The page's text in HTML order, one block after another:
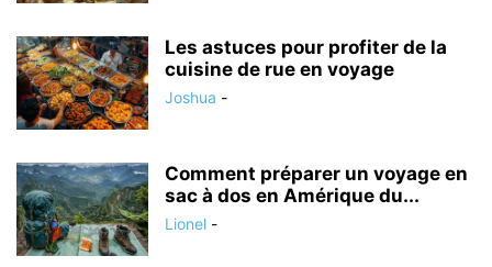
Les astuces pour profiter de la
cuisine de rue en voyage
Joshua -
Comment préparer un voyage en
sac à dos en Amérique du...
Lionel -